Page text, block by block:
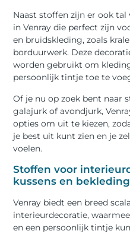
Naast stoffen zijn er ook tal
in Venray die perfect zijn
en bruidskleding, zoals
borduurwerk. Deze
worden gebruikt om
persoonlijk tintje toe te
Of je nu op zoek bent naar
galajurk of avondjurk,
opties om uit te kiezen,
je best uit kunt zien en je
voelen.
Stoffen voor
kussens en
Venray biedt een breed
interieurdecoratie,
en een persoonlijk tintje